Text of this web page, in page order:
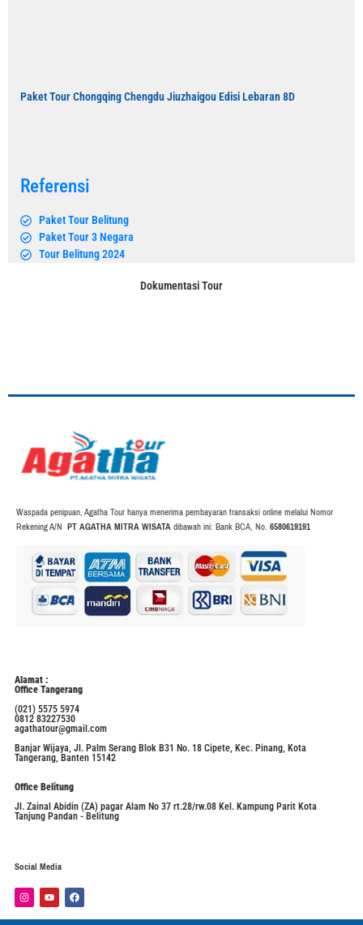
Paket Tour Chongqing Chengdu Jiuzhaigou Edisi Lebaran 8D
Referensi
Paket Tour Belitung
Paket Tour 3 Negara
Tour Belitung 2024
Dokumentasi Tour
Waspada penipuan, Agatha Tour hanya menerima pembayaran transaksi online melalui Nomor
Rekening A/N PT AGATHA MITRA WISATAdibawah ini: Bank BCA, No. 6580619191
Alamat :
Office Tangerang
(021) 5575 5974
0812 83227530
agathatour@gmail.com
Banjar Wijaya, Jl. Palm Serang Blok B31 No. 18 Cipete, Kec. Pinang, Kota
Tangerang, Banten 15142
Office Belitung
Jl. Zainal Abidin (ZA) pagar Alam No 37 rt.28/rw.08 Kel. Kampung Parit Kota
Tanjung Pandan - Belitung
Social Media